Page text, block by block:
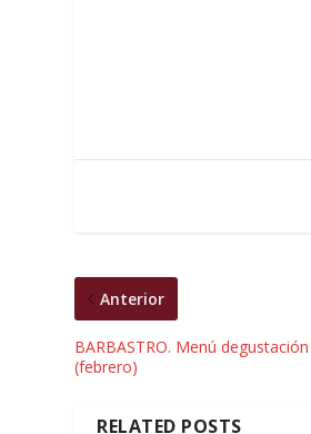
Anterior
BARBASTRO. Menú
(febrero)
RELATED POSTS